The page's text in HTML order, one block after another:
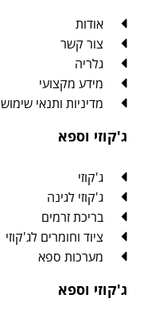
אודות
צור קשר
גלריה
מידע מקצועי
מדיניות ותנאי שימוש
ג'קוזי וספא
ג'קוזי
ג'קוזי לגינה
בריכת זרמים
ציוד וחומרים לג'קוזי
מערכות ספא
ג'קוזי וספא